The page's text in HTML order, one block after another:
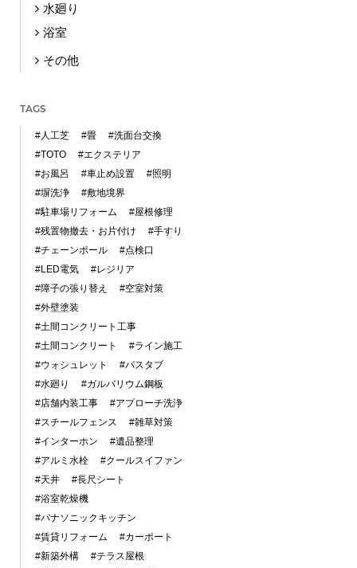
水廻り
浴室
その他
TAGS
#人工芝 #畳
#洗面台交換
#TOTO
#エクステリア
#お風呂
#車止め設置
#照明
#塀洗浄
#敷地境界
#駐車場リフォーム
#屋根修理
#残置物撤去・お片付け
#手すり
#チェーンポール
#点検口
#LED電気
#レジリア
#障子の張り替え
#空室対策
#外壁塗装
#土間コンクリート工事
#土間コンクリート
#ライン施工
#ウォシュレット
#バスタブ
#水廻り
#ガルバリウム鋼板
#店舗内装工事
#アプローチ洗浄
#スチールフェンス
#雑草対策
#インターホン
#遺品整理
#アルミ水栓
#クールスイファン
#天井
#長尺シート
#浴室乾燥機
#パナソニックキッチン
#賃貸リフォーム
#カーポート
#新築外構
#テラス屋根